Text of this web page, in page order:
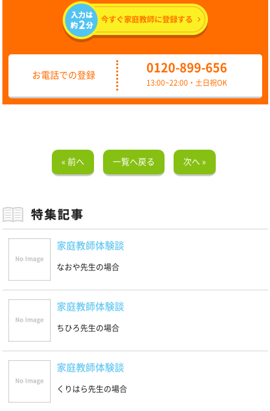
お電話での登録
0120-899-656
13:00~22:00・土日祝OK
« 前へ 一覧へ戻る 次へ »
家庭教師体験談
なおや先生の場合
家庭教師体験談
ちひろ先生の場合
家庭教師体験談
くりはら先生の場合